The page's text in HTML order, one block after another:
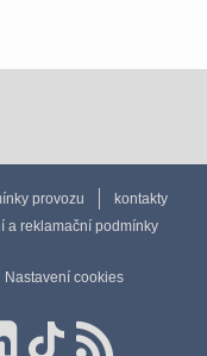
provozu
kontakty
a reklamační podmínky
Nastavení cookies